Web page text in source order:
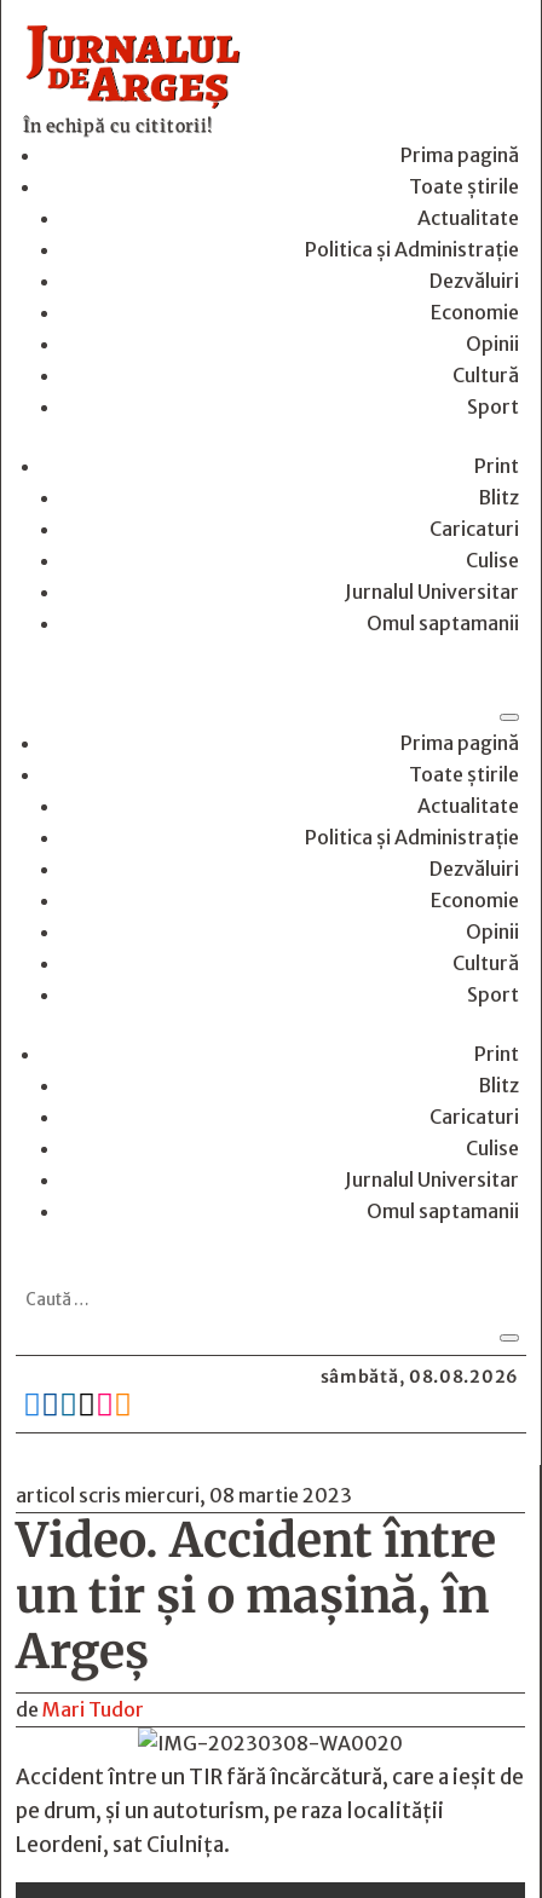
În echipă cu cititorii!
Prima pagină
Toate știrile
Actualitate
Politica și Administrație
Dezvăluiri
Economie
Opinii
Cultură
Sport
Print
Blitz
Caricaturi
Culise
Jurnalul Universitar
Omul saptamanii
Prima pagină
Toate știrile
Actualitate
Politica și Administrație
Dezvăluiri
Economie
Opinii
Cultură
Sport
Print
Blitz
Caricaturi
Culise
Jurnalul Universitar
Omul saptamanii
sâmbătă, 08.08.2026
     
articol scris miercuri, 08 martie 2023
Video. Accident între
un tir și o mașină, în
Argeș
de Mari Tudor
Accident între un TIR fără încărcătură, care a ieșit de
pe drum, și un autoturism, pe raza localității
Leordeni, sat Ciulnița.